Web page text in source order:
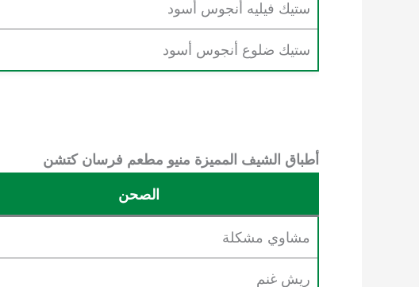
ستيك فيليه أنجوس أسود
ستيك ضلوع أنجوس أسود
أطباق الشيف المميزة منيو مطعم فرسان كتشن
الصحن
مشاوي مشكلة
ريش غنم